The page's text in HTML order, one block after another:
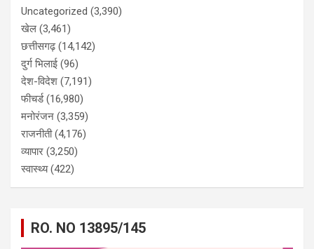
Uncategorized (3,390)
खेल (3,461)
छत्तीसगढ़(14,142)
दुर्ग भिलाई (96)
देश-विदेश (7,191)
फीचर्ड(16,980)
मनोरंजन (3,359)
राजनीती(4,176)
व्यापार (3,250)
स्वास्थ्य(422)
RO. NO 13895/145